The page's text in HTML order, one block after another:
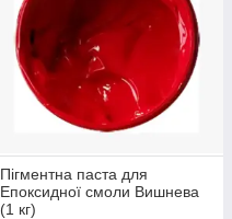
Пігментна паста для
Епоксидної смоли Вишнева
(1 кг)